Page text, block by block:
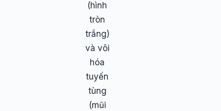
(hình
tròn
trắng)
và vôi
hóa
tuyến
tùng
(mũi